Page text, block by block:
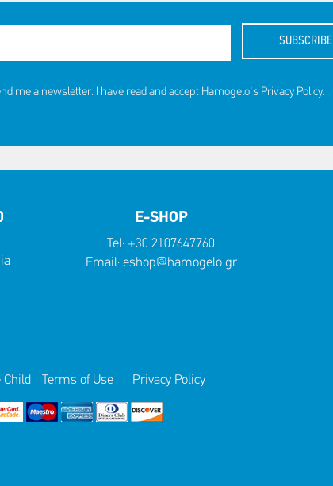
SUBSCRIBE
me a newsletter. I have read and accept Hamogelo's Privacy Policy.
E-SHOP
Tel: +30 2107647760
Email: eshop@hamogelo.gr
Child Terms of Use Privacy Policy